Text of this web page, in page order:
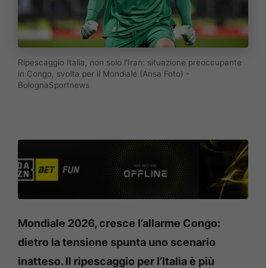
Ripescaggio Italia, non solo l'Iran: situazione preoccupante
in Congo, svolta per il Mondiale (Ansa Foto) -
BolognaSportnews
Mondiale 2026, cresce l’allarme Congo:
dietro la tensione spunta uno scenario
inatteso. Il ripescaggio per l’Italia è più